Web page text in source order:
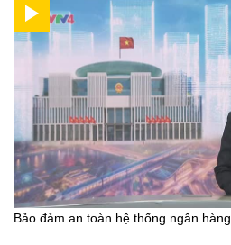
Bảo đảm an toàn hệ thống ngân hàng